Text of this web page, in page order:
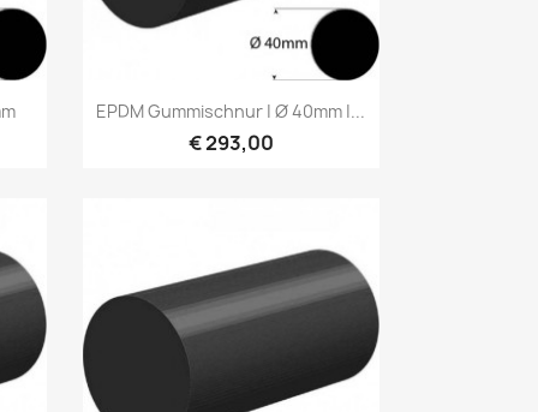
Vorschau
EPDM Gummischnur | Ø 40mm |...
€ 293,00